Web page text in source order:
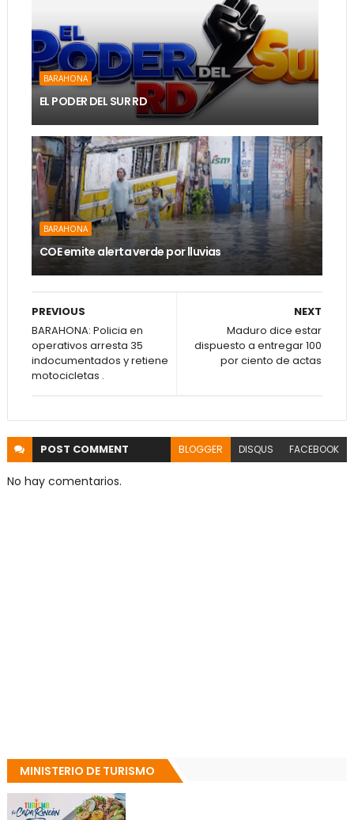
BARAHONA
EL PODER DEL SUR RD
BARAHONA
COE emite alerta verde por lluvias
NEXT
Maduro dice estar
dispuesto a entregar 100
por ciento de actas
PREVIOUS
BARAHONA: Policia en
operativos arresta 35
indocumentados y retiene
motocicletas .
POST COMMENT BLOGGER DISQUS FACEBOOK
No hay comentarios.
MINISTERIO DE TURISMO